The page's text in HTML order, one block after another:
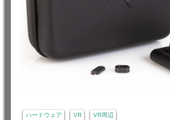
ハードウェア VR VR周辺